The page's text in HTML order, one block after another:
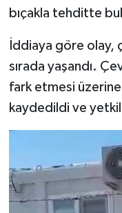
bıçakla tehditte
İddiaya göre olay,
sırada yaşandı.
fark etmesi
kaydedildi ve